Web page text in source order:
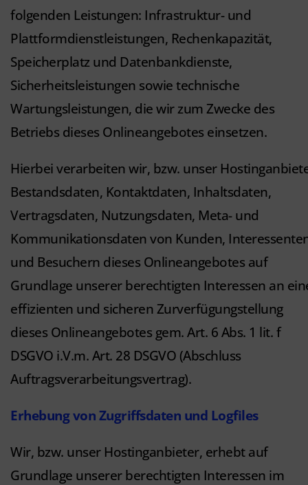
folgenden Leistungen: Infrastruktur- und
Plattformdienstleistungen, Rechenkapazität,
Speicherplatz und Datenbankdienste,
Sicherheitsleistungen sowie technische
Wartungsleistungen, die wir zum Zwecke des
Betriebs dieses Onlineangebotes einsetzen.
Hierbei verarbeiten wir, bzw. unser
Bestandsdaten, Kontaktdaten, Inhaltsdaten,
Vertragsdaten, Nutzungsdaten, Meta- und
Kommunikationsdaten von Kunden,
und Besuchern dieses Onlineangebotes auf
Grundlage unserer berechtigten Interessen an
effizienten und sicheren Zurverfügungstellung
dieses Onlineangebotes gem. Art. 6 Abs. 1 lit. f
DSGVO i.V.m. Art. 28 DSGVO (Abschluss
Auftragsverarbeitungsvertrag).
Erhebung von Zugriffsdaten und Logfiles
Wir, bzw. unser Hostinganbieter, erhebt auf
Grundlage unserer berechtigten Interessen im